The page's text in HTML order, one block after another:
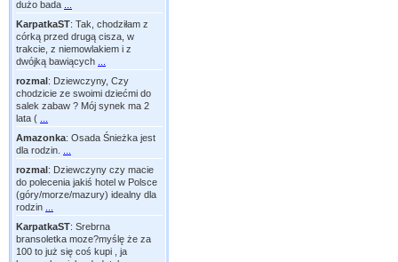
dużo bada
KarpatkaST: Tak, chodziłam z
córką przed drugą cisza, w
trakcie, z niemowlakiem i z
dwójką bawiących
rozmal: Dziewczyny, Czy
chodzicie ze swoimi dziećmi do
salek zabaw ? Mój synek ma 2
lata (
Amazonka: Osada Śnieżka jest
dla rodzin.
rozmal: Dziewczyny czy macie
do polecenia jakiś hotel w Polsce
(góry/morze/mazury) idealny dla
rodzin
KarpatkaST: Srebrna
bransoletka moze?myślę że za
100 to już się coś kupi , ja